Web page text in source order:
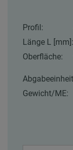
Profil:
Länge L [mm]:
Oberfläche:
Gewicht/ME: